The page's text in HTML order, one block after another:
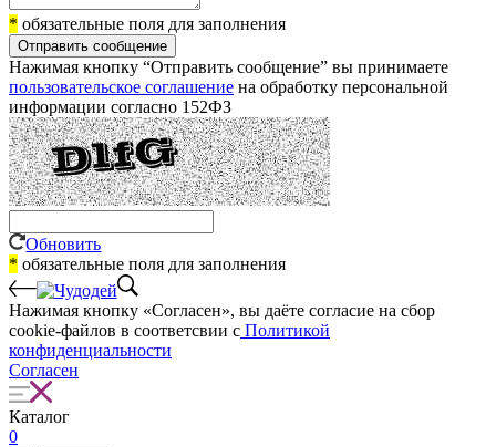
* обязательные поля для заполнения
Отправить сообщение
Нажимая кнопку “Отправить сообщение” вы принимаете
пользовательское соглашение на обработку персональной
информации согласно 152ФЗ
Обновить
* обязательные поля для заполнения
Нажимая кнопку «Согласен», вы даёте cогласие на сбор
cookie-файлов в соответсвии с Политикой
конфиденциальности
Согласен
Каталог
0